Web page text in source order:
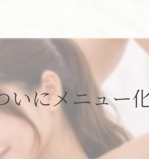
ヘッド
いにメニュー